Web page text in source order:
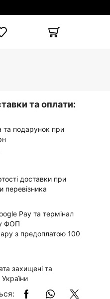
та оплати:
та подарунок при
доставки при
перевізника
Pay та термінал
ФОП
з предоплатою 100
захищені та